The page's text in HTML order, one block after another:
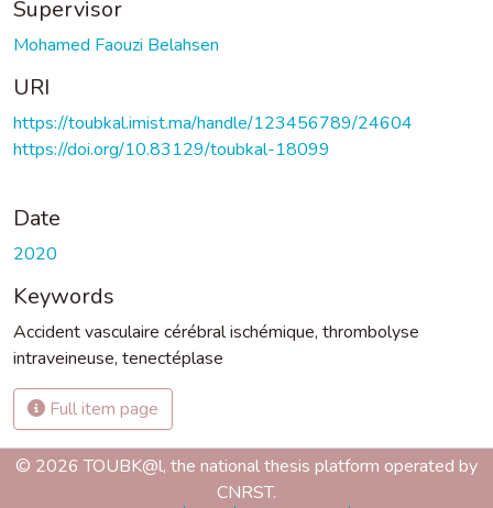
Supervisor
Mohamed Faouzi Belahsen
URI
https://toubkal.imist.ma/handle/123456789/24604
https://doi.org/10.83129/toubkal-18099
Date
2020
Keywords
Accident vasculaire cérébral ischémique, thrombolyse
intraveineuse, tenectéplase
Full item page
© 2026 TOUBK@l, the national thesis platform operated by
CNRST.